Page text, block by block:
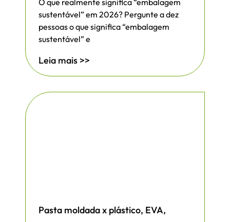
O que realmente significa “embalagem
sustentável” em 2026? Pergunte a dez
pessoas o que significa “embalagem
sustentável” e
Leia mais >>
Pasta moldada x plástico, EVA,